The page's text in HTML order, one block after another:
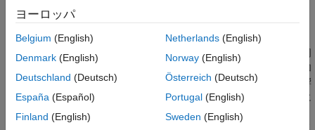
数桁分異なり、単位も異なります。
注意:変数のスケールが異なっていても、独立変数の単位が
同じ場合には、データを正規化する際に注意が必要です。同
じ単位のデータの場合、正規化すると、方向バイアスの追加
によって解に歪みが生じ、それが基となる三角形分割に影響
し、最終的には内挿の精度が低下します。正規化がエラーに
なる例は、
がいずれも場所を表していて、単位がメー
ヨーロッパ
Belgium (English)
Denmark (English)
Deutschland (Deutsch)
España (Español)
Finland (English)
Netherlands(English)
Norway(English)
Österreich (Deutsch)
Portugal(English)
Sweden (English)